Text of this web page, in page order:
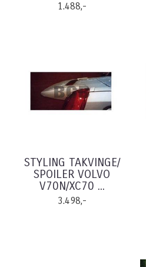
1.488,-
STYLING TAKVINGE/
SPOILER VOLVO
V70N/XC70 ...
3.498,-